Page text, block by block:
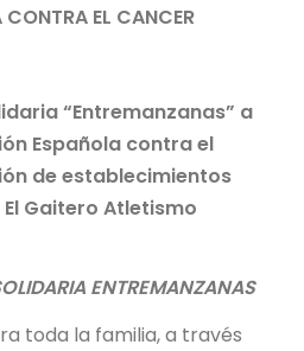
EL CANCER
“Entremanzanas” a
Española contra el
de establecimientos
Gaitero Atletismo
ENTREMANZANAS
toda la familia, a través